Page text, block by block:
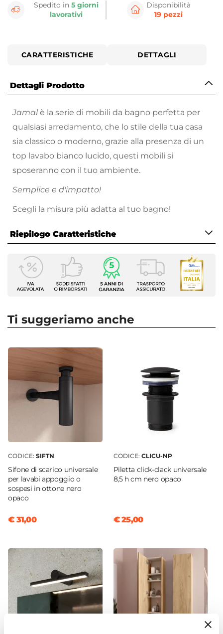
Spedito in5 giorni
lavorativi
Disponibilità
19 pezzi
CARATTERISTICHE DETTAGLI
Dettagli Prodotto
Jamal è la serie di mobili da bagno perfetta per
qualsiasi arredamento, che lo stile della tua casa
sia classico o moderno, grazie alla presenza di un
top lavabo bianco lucido, questi mobili si
sposeranno con il tuo ambiente.
Semplice e d'impatto!
Scegli la misura più adatta al tuo bagno!
Riepilogo Caratteristiche
Caratteristiche Mobile
Larghezza
120 cm
Altezza
Struttura
Cassetti
Frontale
Sistema Di Apertura
Scorrevole | Maniglia
Chiusura
Soft Close
Colore Maniglie E Pomelli
Alluminio
Assemblato
Sì
Kit Fissaggio A Muro
Ti suggeriamo anche
CODICE: SIFTN
Sifone di scarico universale
per lavabi appoggio o
sospesi in ottone nero
opaco
€ 31,00
CODICE: CLICU-NP
Piletta click-clack universale
8,5 h cm nero opaco
€ 25,00